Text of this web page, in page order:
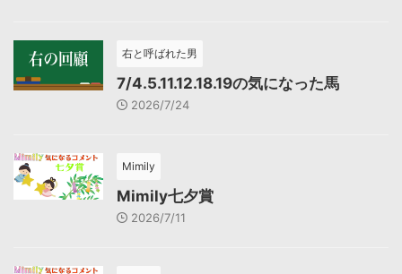
右と呼ばれた男
7/4.5.11.12.18.19の気になった馬
2026/7/24
Mimily
Mimily七夕賞
2026/7/11